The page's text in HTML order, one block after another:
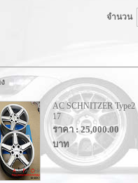
จำนวน
AC SCHNITZER Type2
17
ราคา : 25,000.00
บาท